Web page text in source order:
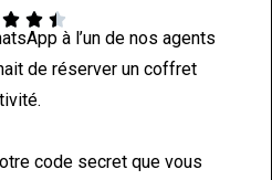
  
à l’un de nos agents
de réserver un coffret
code secret que vous